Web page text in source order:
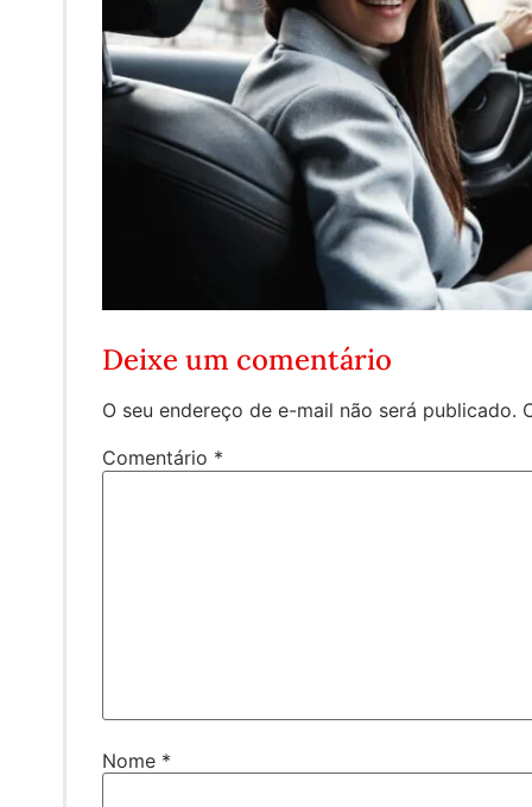
Deixe um comentário
O seu endereço de e-mail não será publicado.
Comentário *
Nome *